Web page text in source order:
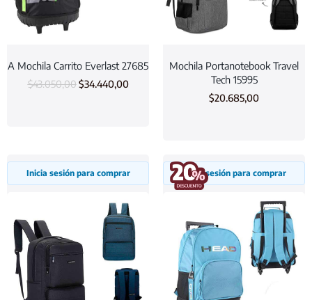
A Mochila Carrito Everlast 27685
$43.050,00 $34.440,00
Mochila Portanotebook Travel
Tech 15995
$20.685,00
Inicia sesión para comprar Inicia sesión para comprar